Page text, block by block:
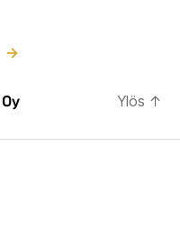
→
Ylös ↑